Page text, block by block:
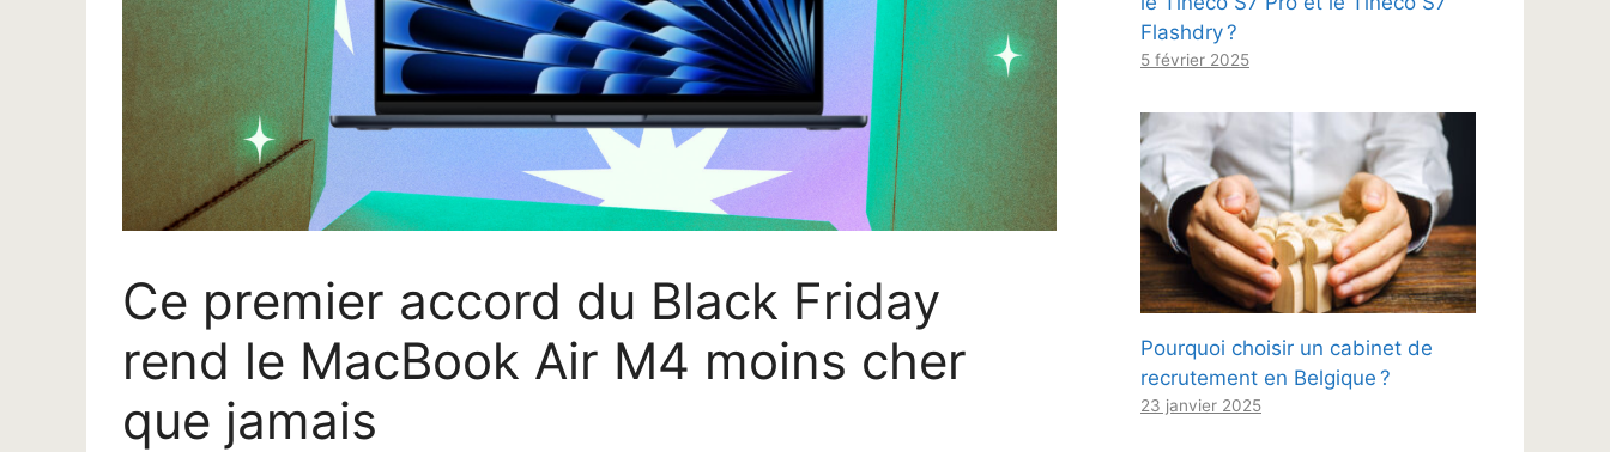
Ce premier accord du Black Friday
rend le MacBook Air M4 moins cher
que jamais
Flashdry ?
5 février 2025
Pourquoi choisir un cabinet de
recrutement en Belgique ?
23 janvier 2025